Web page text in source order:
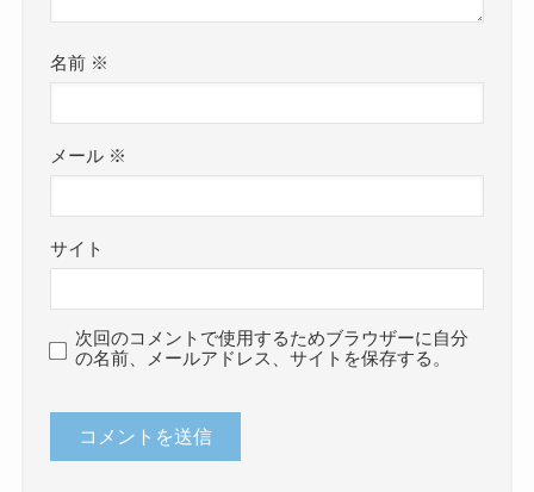
名前 ※
メール ※
サイト
次回のコメントで使用するためブラウザーに自分
の名前、メールアドレス、サイトを保存する。